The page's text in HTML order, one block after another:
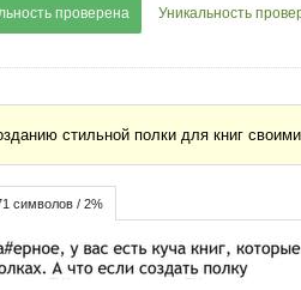
проверена Уникальность
стильной полки для книг
символов / 2%